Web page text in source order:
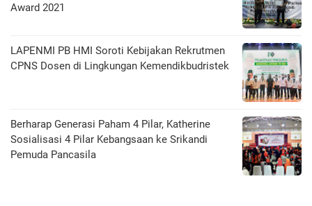
Award 2021
LAPENMI PB HMI Soroti Kebijakan Rekrutmen
CPNS Dosen di Lingkungan Kemendikbudristek
Berharap Generasi Paham 4 Pilar, Katherine
Sosialisasi 4 Pilar Kebangsaan ke Srikandi
Pemuda Pancasila